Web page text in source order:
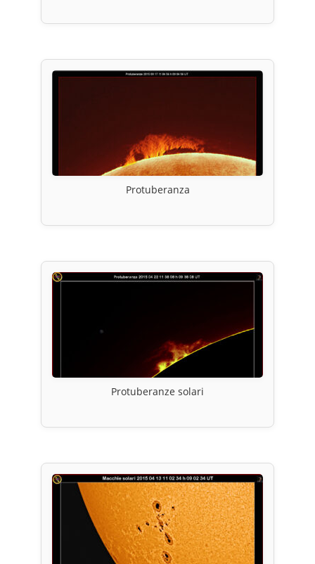
Protuberanza
Protuberanze solari